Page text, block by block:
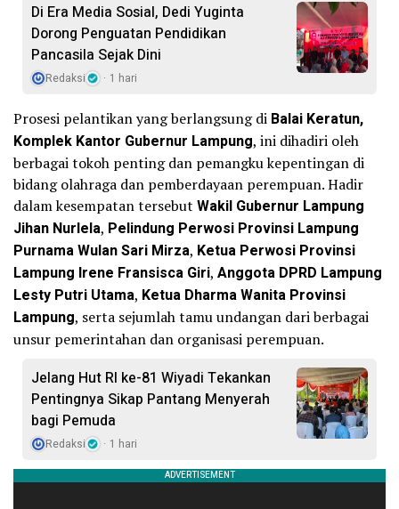
Di Era Media Sosial, Dedi Yuginta
Dorong Penguatan Pendidikan
Pancasila Sejak Dini
Redaksi 1 hari
Prosesi pelantikan yang berlangsung di Balai Keratun,
Komplek Kantor Gubernur Lampung, ini dihadiri oleh
berbagai tokoh penting dan pemangku kepentingan di
bidang olahraga dan pemberdayaan perempuan. Hadir
dalam kesempatan tersebut Wakil Gubernur Lampung
Jihan Nurlela, Pelindung Perwosi Provinsi Lampung
Purnama Wulan Sari Mirza, Ketua Perwosi Provinsi
Lampung Irene Fransisca Giri, Anggota DPRD Lampung
Lesty Putri Utama, Ketua Dharma Wanita Provinsi
Lampung, serta sejumlah tamu undangan dari berbagai
unsur pemerintahan dan organisasi perempuan.
Jelang Hut RI ke-81 Wiyadi Tekankan
Pentingnya Sikap Pantang Menyerah
bagi Pemuda
Redaksi 1 hari